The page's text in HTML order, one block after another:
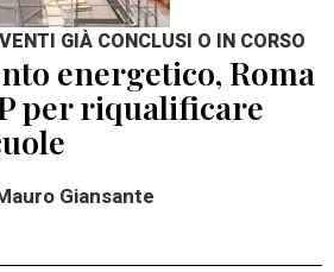
GIÀ CONCLUSI O IN CORSO
energetico, Roma
per riqualificare
Giansante